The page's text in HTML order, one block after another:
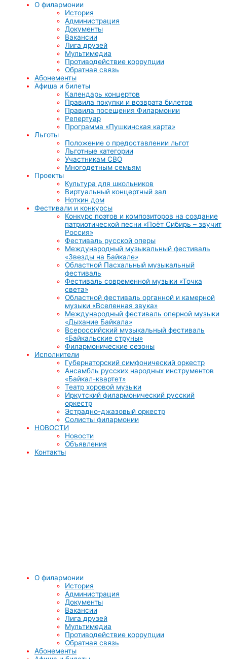
О филармонии
История
Администрация
Документы
Вакансии
Лига друзей
Мультимедиа
Противодействие коррупции
Обратная связь
Абонементы
Афиша и билеты
Календарь концертов
Правила покупки и возврата билетов
Правила посещения Филармонии
Репертуар
Программа «Пушкинская карта»
Льготы
Положение о предоставлении льгот
Льготные категории
Участникам СВО
Многодетным семьям
Проекты
Культура для школьников
Виртуальный концертный зал
Ноткин дом
Фестивали и конкурсы
Конкурс поэтов и композиторов на создание
патриотической песни «Поёт Сибирь – звучит
Россия»
Фестиваль русской оперы
Международный музыкальный фестиваль
«Звезды на Байкале»
Областной Пасхальный музыкальный
фестиваль
Фестиваль современной музыки «Точка
света»
Областной фестиваль органной и камерной
музыки «Вселенная звука»
Международный фестиваль оперной музыки
«Дыхание Байкала»
Всероссийский музыкальный фестиваль
«Байкальские струны»
Филармонические сезоны
Исполнители
Губернаторский симфонический оркестр
Ансамбль русских народных инструментов
«Байкал-квартет»
Театр хоровой музыки
Иркутский филармонический русский
оркестр
Эстрадно-джазовый оркестр
Солисты филармонии
НОВОСТИ
Новости
Объявления
Контакты
О филармонии
История
Администрация
Документы
Вакансии
Лига друзей
Мультимедиа
Противодействие коррупции
Обратная связь
Абонементы